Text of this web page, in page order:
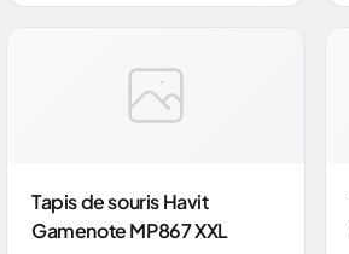
Tapis de souris Havit
Gamenote MP867 XXL